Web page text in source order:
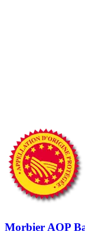
Morbier AOP